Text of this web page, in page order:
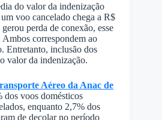
do valor da indenização
voo cancelado chega a R$
perda de conexão, esse
correspondem ao
Entretanto, inclusão dos
valor da indenização.
Aéreo da Anac de
dos voos domésticos
enquanto 2,7% dos
de decolar no período